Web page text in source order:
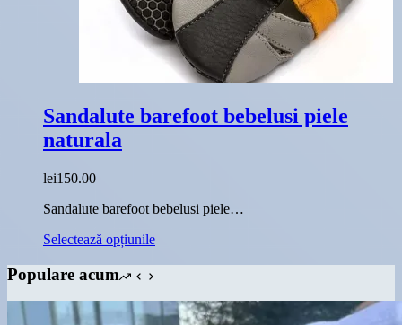
Sandalute barefoot bebelusi piele
naturala
lei150.00
Sandalute barefoot bebelusi piele…
Selectează opțiunileAcest
multe
variații.
Populare acum